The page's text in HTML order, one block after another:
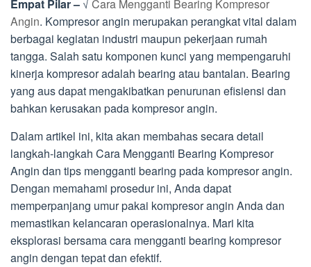
Empat Pilar – √ Cara Mengganti Bearing Kompresor
Angin. Kompresor angin merupakan perangkat vital dalam
berbagai kegiatan industri maupun pekerjaan rumah
tangga. Salah satu komponen kunci yang mempengaruhi
kinerja kompresor adalah bearing atau bantalan. Bearing
yang aus dapat mengakibatkan penurunan efisiensi dan
bahkan kerusakan pada kompresor angin.
Dalam artikel ini, kita akan membahas secara detail
langkah-langkah Cara Mengganti Bearing Kompresor
Angin dan tips mengganti bearing pada kompresor angin.
Dengan memahami prosedur ini, Anda dapat
memperpanjang umur pakai kompresor angin Anda dan
memastikan kelancaran operasionalnya. Mari kita
eksplorasi bersama cara mengganti bearing kompresor
angin dengan tepat dan efektif.